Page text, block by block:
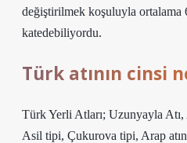
değiştirilmek koşuluyla
katedebiliyordu.
Türk atının cinsi
Türk Yerli Atları; Uzunyayla
Asil tipi, Çukurova tipi, Arap